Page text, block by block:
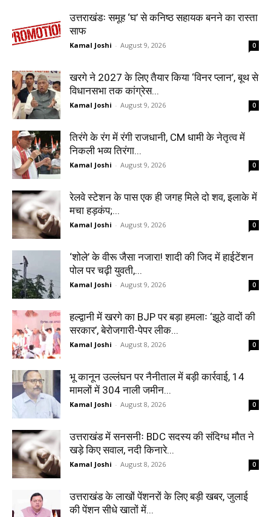
उत्तराखंडः समूह ‘घ’ से कनिष्ठ सहायक बनने का रास्ता
साफ
Kamal Joshi - August 9, 2026 0
खरगे ने 2027 के लिए तैयार किया ‘विनर प्लान’, बूथ से
विधानसभा तक कांग्रेस...
Kamal Joshi - August 9, 2026 0
तिरंगे के रंग में रंगी राजधानी, CM धामी के नेतृत्व में
निकली भव्य तिरंगा...
Kamal Joshi - August 9, 2026 0
रेलवे स्टेशन के पास एक ही जगह मिले दो शव, इलाके में
मचा हड़कंप;...
Kamal Joshi - August 9, 2026 0
‘शोले’ के वीरू जैसा नजारा! शादी की जिद में हाईटेंशन
पोल पर चढ़ी युवती,...
Kamal Joshi - August 9, 2026 0
हल्द्वानी में खरगे का BJP पर बड़ा हमलाः ‘झूठे वादों की
सरकार’, बेरोजगारी-पेपर लीक...
Kamal Joshi - August 8, 2026 0
भू कानून उल्लंघन पर नैनीताल में बड़ी कार्रवाई, 14
मामलों में 304 नाली जमीन...
Kamal Joshi - August 8, 2026 0
उत्तराखंड में सनसनीः BDC सदस्य की संदिग्ध मौत ने
खड़े किए सवाल, नदी किनारे...
Kamal Joshi - August 8, 2026 0
उत्तराखंड के लाखों पेंशनरों के लिए बड़ी खबर, जुलाई
की पेंशन सीधे खातों में...